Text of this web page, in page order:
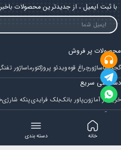
با ثبت ایمیل ، از جدیدترین محصولات
محصولات پر فروش
گجتماساژورچراغ قوهویدئو پروژکتورماساژور
دسترسی سریع
خرید از آمازونپاور بانکبلک فرایدیپنکه شارژی
فروشگاه
مجله ایران بابا قوانین و مقررات
تماس با ایران بابا
دسته بندی خانه